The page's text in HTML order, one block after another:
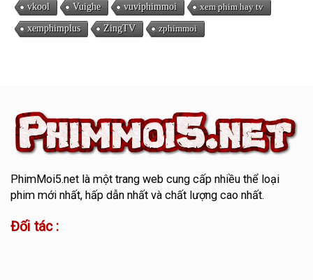
vkool Vuighe vuviphimmoi xem phim hay tv
xemphimplus ZingTV zphimmoi
PhimMoi5.netlà một trang web cung cấp nhiều thể loại
phim mới nhất, hấp dẫn nhất và chất lượng cao nhất.
Đối tác :